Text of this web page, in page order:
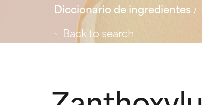
Diccionario de ingredientes
Back to search